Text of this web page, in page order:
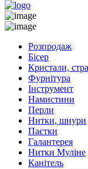
Розпродаж
Бісер
Кристали,
Фурнітура
Інструмент
Намистини
Перли
Нитки, шнури
Паєтки
Галантерея
Нитки Муліне
Канітель